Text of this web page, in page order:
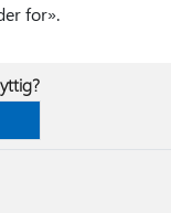
for».